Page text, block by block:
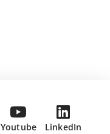
Youtube LinkedIn